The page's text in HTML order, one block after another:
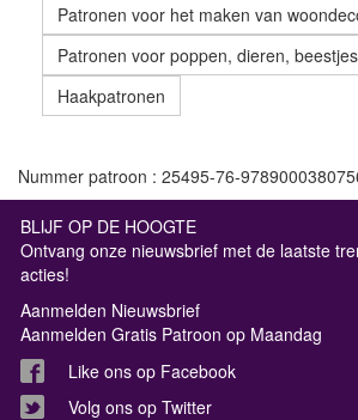
Patronen voor het maken van
Patronen voor poppen, dieren, beestjes
Haakpatronen
Nummer patroon : 25495-76-
BLIJF OP DE HOOGTE
Ontvang onze nieuwsbrief met de laatste
acties!
Aanmelden Nieuwsbrief
Aanmelden Gratis Patroon op Maandag
Like ons op Facebook
Volg ons op Twitter